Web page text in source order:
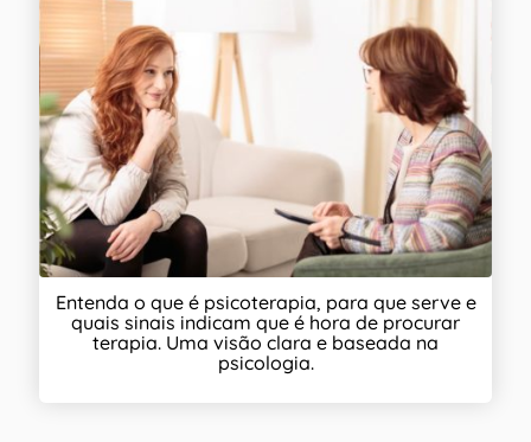
Entenda o que é psicoterapia, para que serve e
quais sinais indicam que é hora de procurar
terapia. Uma visão clara e baseada na
psicologia.